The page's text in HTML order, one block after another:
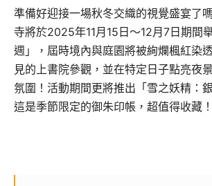
準備好迎接一場秋冬交織的視覺盛宴了
寺將於2025年11月15日～12月7日期間
週」，屆時境內與庭園將被絢爛楓紅染
見的上書院參觀，並在特定日子點亮夜
氛圍！活動期間更將推出「雪之妖精：
這是季節限定的御朱印帳，超值得收藏！